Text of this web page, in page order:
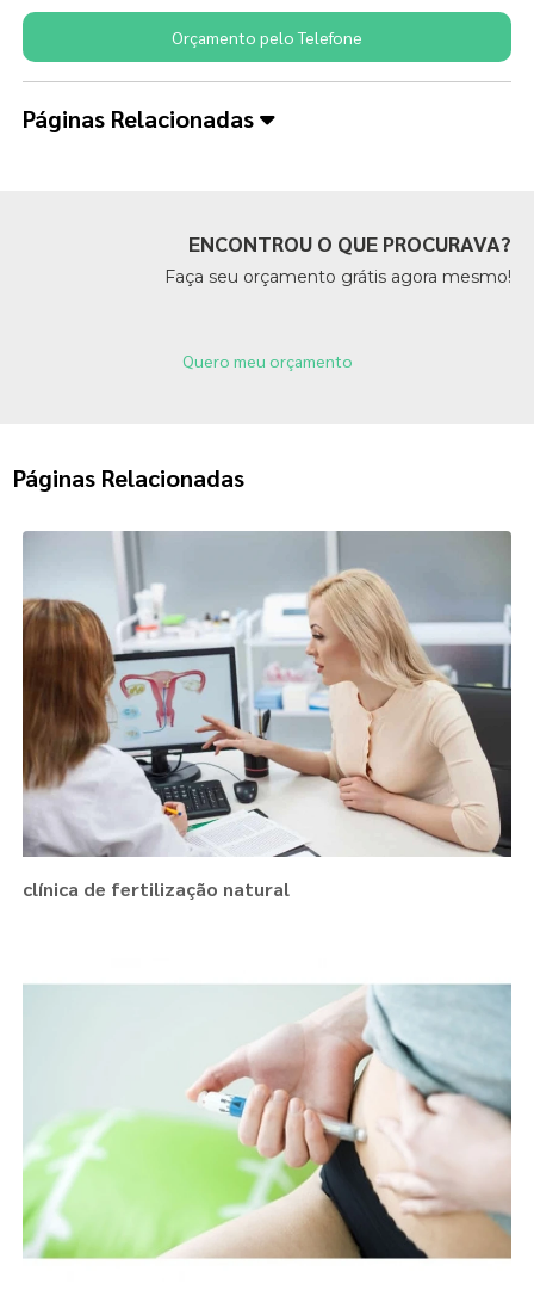
Orçamento pelo Telefone
Páginas Relacionadas
ENCONTROU O QUE PROCURAVA?
Faça seu orçamento grátis agora mesmo!
Quero meu orçamento
Páginas Relacionadas
clínica de fertilização natural